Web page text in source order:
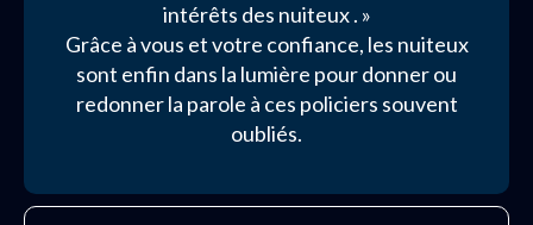
intérêts des nuiteux . »
Grâce à vous et votre confiance, les nuiteux
sont enfin dans la lumière pour donner ou
redonner la parole à ces policiers souvent
oubliés.